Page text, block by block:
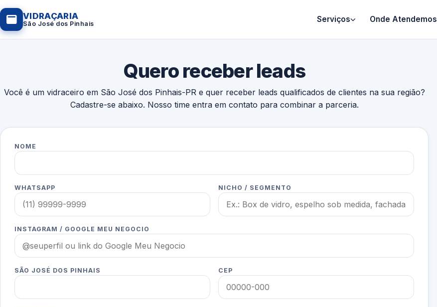
VIDRAÇARIA
São José dos Pinhais Serviços Onde Atendemos
Quero receber leads
Você é um vidraceiro em São José dos Pinhais-PR e quer receber leads qualificados de clientes na sua região?
Cadastre-se abaixo. Nosso time entra em contato para combinar a parceria.
NOME
WHATSAPP NICHO / SEGMENTO
INSTAGRAM / GOOGLE MEU NEGOCIO
SÃO JOSÉ DOS PINHAIS CEP